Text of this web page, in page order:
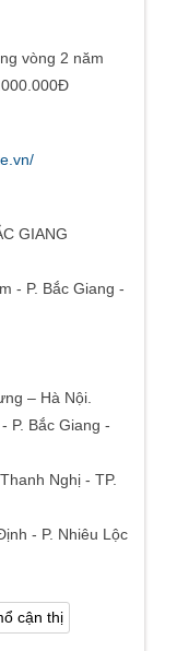
vòng 2 năm
GIANG
- P. Bắc Giang -
– Hà Nội.
P. Bắc Giang -
Nghị - TP.
- P. Nhiêu Lộc
cận thị